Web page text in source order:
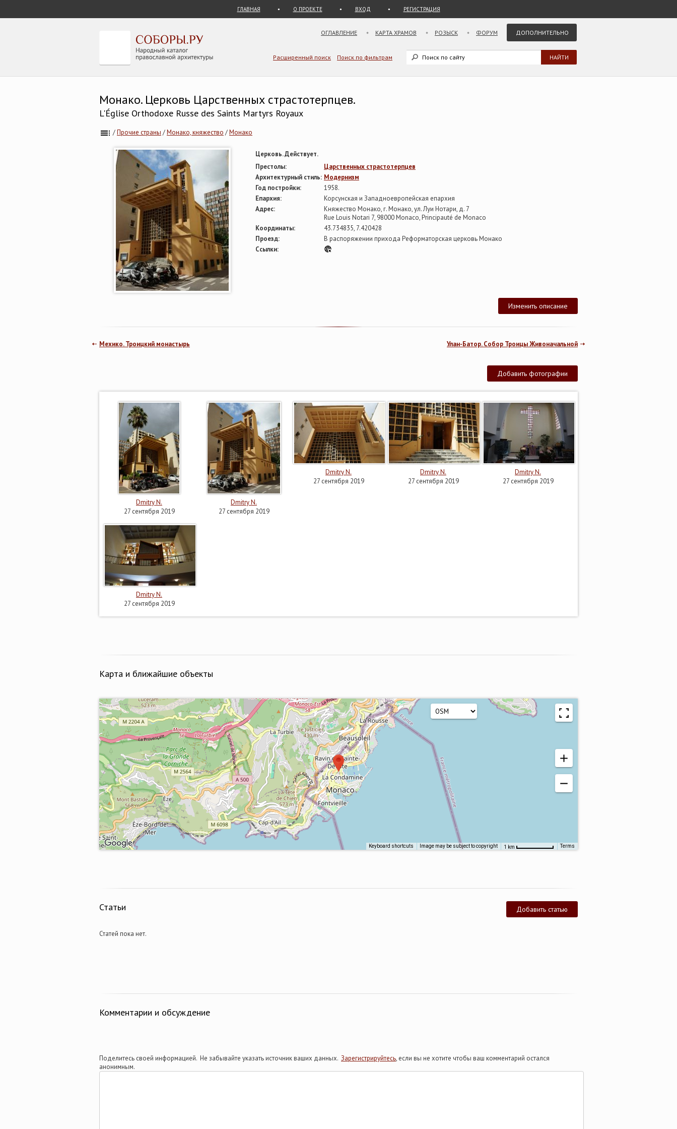
ГЛАВНАЯ О ПРОЕКТЕ ВХОД РЕГИСТРАЦИЯ
ОГЛАВЛЕНИЕ КАРТА ХРАМОВ РОЗЫСК ФОРУМ ДОПОЛНИТЕЛЬНО
Расширенный поиск Поиск по фильтрам
Монако. Церковь Царственных страстотерпцев.
L'Église Orthodoxe Russe des Saints Martyrs Royaux
/Прочие страны /Монако, княжество /Монако
Церковь. Действует.
Престолы:
Царственных страстотерпцев
Архитектурный стиль: Модернизм
Год постройки:
1958.
Епархия:
Корсунская и Западноевропейская епархия
Адрес:
Княжество Монако, г. Монако, ул. Луи Нотари, д. 7
Rue Louis Notari 7, 98000 Monaco, Principauté de Monaco
Координаты:
43.734835, 7.420428
Проезд:
В распоряжении прихода Реформаторская церковь Монако
Ссылки:
Изменить описание
Улан-Батор. Собор Троицы Живоначальной
Мехико. Троицкий монастырь
Добавить фотографии
Dmitry N.
27 сентября 2019
Dmitry N.
27 сентября 2019
Dmitry N.
27 сентября 2019
Dmitry N.
27 сентября 2019
Dmitry N.
27 сентября 2019
Dmitry N.
27 сентября 2019
Карта и ближайшие объекты
Keyboard shortcuts Image may be subject to copyright 1 km Terms
Добавить статью
Статьи
Статей пока нет.
Комментарии и обсуждение
Поделитесь своей информацией. Не забывайте указать источник ваших данных. Зарегистрируйтесь, если вы не хотите чтобы ваш комментарий остался
анонимным.